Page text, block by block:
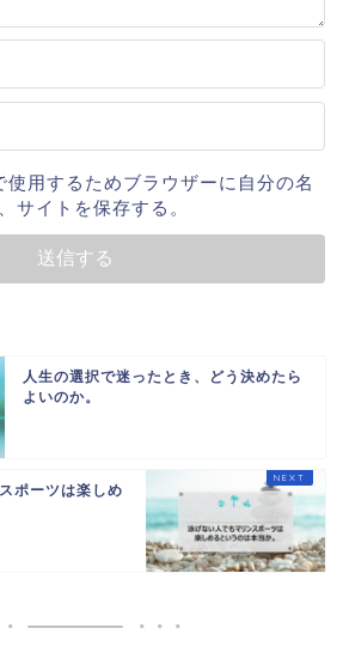
使用するためブラウザーに自分の名
サイトを保存する。
人生の選択で迷ったとき、どう決めたら
よいのか。
ポーツは楽しめ